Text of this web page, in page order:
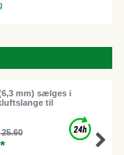
mm) sælges i
til